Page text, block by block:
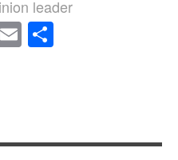
leader
Email